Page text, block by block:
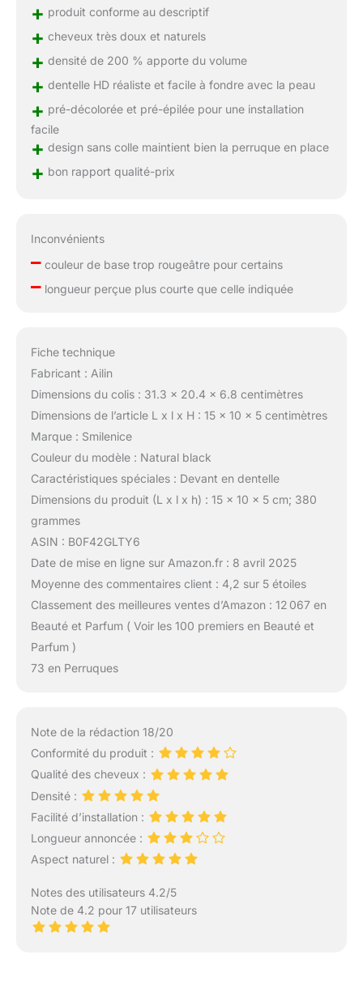
+ produit conforme au descriptif
+ cheveux très doux et naturels
+ densité de 200 % apporte du volume
+ dentelle HD réaliste et facile à fondre avec la peau
+ pré-décolorée et pré-épilée pour une installation
facile
+ design sans colle maintient bien la perruque en place
+ bon rapport qualité-prix
Inconvénients
–couleur de base trop rougeâtre pour certains
–longueur perçue plus courte que celle indiquée
Fiche technique
Fabricant : Ailin
Dimensions du colis : 31.3 x 20.4 x 6.8 centimètres
Dimensions de l’article L x l x H : 15 x 10 x 5 centimètres
Marque : Smilenice
Couleur du modèle : Natural black
Caractéristiques spéciales : Devant en dentelle
Dimensions du produit (L x l x h) : 15 x 10 x 5 cm; 380
grammes
ASIN : B0F42GLTY6
Date de mise en ligne sur Amazon.fr : 8 avril 2025
Moyenne des commentaires client : 4,2 sur 5 étoiles
Classement des meilleures ventes d’Amazon : 12 067 en
Beauté et Parfum ( Voir les 100 premiers en Beauté et
Parfum )
73 en Perruques
Note de la rédaction 18/20
Conformité du produit :
Qualité des cheveux :
Densité :
Facilité d’installation :
Longueur annoncée :
Aspect naturel :
Notes des utilisateurs 4.2/5
Note de 4.2 pour 17 utilisateurs